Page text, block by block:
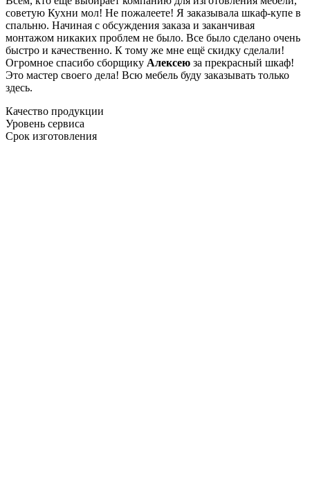
советую Кухни мол! Не пожалеете! Я заказывала шкаф-купе в
спальню. Начиная с обсуждения заказа и заканчивая
монтажом никаких проблем не было. Все было сделано очень
быстро и качественно. К тому же мне ещё скидку сделали!
Огромное спасибо сборщику Алексею за прекрасный шкаф!
Это мастер своего дела! Всю мебель буду заказывать только
здесь.
Качество продукции
Уровень сервиса
Срок изготовления